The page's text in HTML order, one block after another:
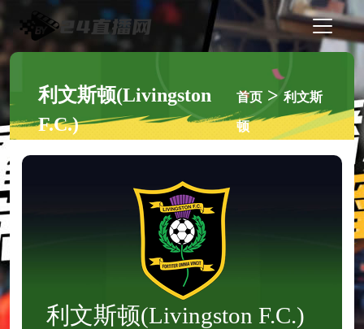
利文斯顿(Livingston
F.C.)
首页>利文斯
顿
利文斯顿(Livingston F.C.)